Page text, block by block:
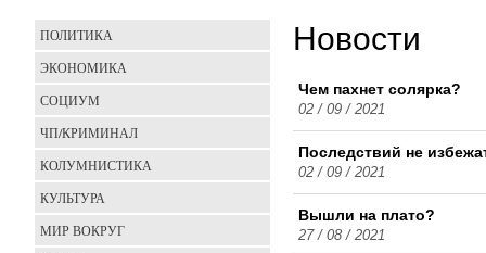
Новости
Чем пахнет солярка?
02 / 09 / 2021
Последствий не
02 / 09 / 2021
Вышли на плато?
27 / 08 / 2021
ПОЛИТИКА
ЭКОНОМИКА
СОЦИУМ
ЧП/КРИМИНАЛ
КОЛУМНИСТИКА
КУЛЬТУРА
МИР ВОКРУГ